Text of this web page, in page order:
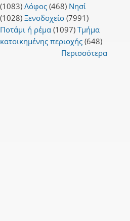
(1083) Λόφος(468) Νησί
(1028) Ξενοδοχείο(7991)
Ποτάμι ή ρέμα(1097) Τμήμα
κατοικημένης περιοχής(648)
Περισσότερα